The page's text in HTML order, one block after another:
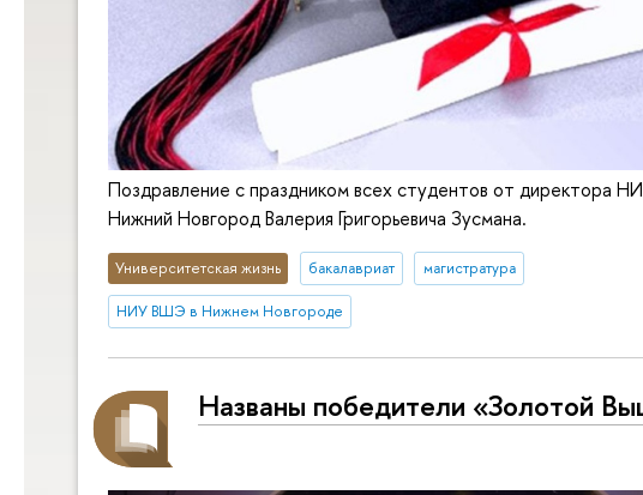
Поздравление с праздником всех студентов от директора
Нижний Новгород Валерия Григорьевича Зусмана.
Университетская жизнь бакалавриат магистратура
НИУ ВШЭ в Нижнем Новгороде
Названы победители «Золотой